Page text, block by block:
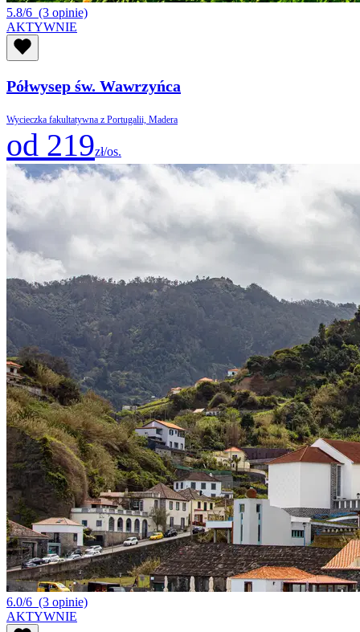
5.8/6 (3 opinie)
AKTYWNIE
Półwysep św. Wawrzyńca
Wycieczka fakultatywna z Portugalii, Madera
od 219zł/os.
6.0/6 (3 opinie)
AKTYWNIE